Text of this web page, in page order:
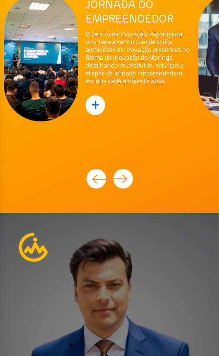
JORNADA DO
EMPREENDEDOR
O Centro de Inovação disponibiliza
um mapeamento completo dos
ambientes de inovação presentes no
Bioma de Inovação de Maringá,
detalhando os produtos, serviços e
etapas da jornada empreendedora
em que cada ambiente atua.
+